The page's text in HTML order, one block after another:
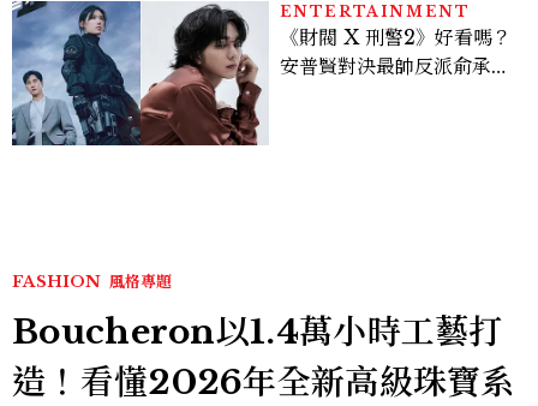
ENTERTAINMENT
《財閥 X 刑警2》好看嗎？
安普賢對決最帥反派俞承
FASHION 風格專題
Boucheron以1.4萬小時工藝打
造！看懂2026年全新高級珠寶系